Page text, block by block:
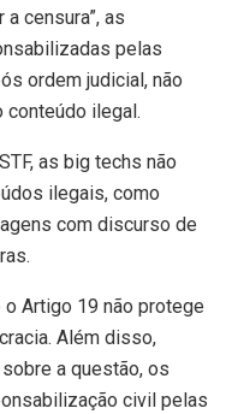
censura”, as
pelas
ordem judicial, não
conteúdo ilegal.
as big techs não
ilegais, como
com discurso de
Artigo 19 não protege
Além disso,
a questão, os
civil pelas